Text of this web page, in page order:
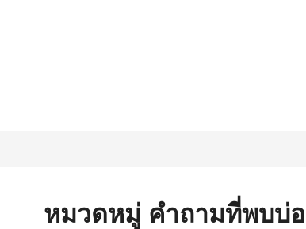
หมวดหมู่ คำถามที่พบบ่